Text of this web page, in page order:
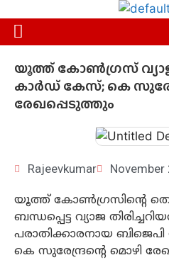
യൂത്ത് കോൺഗ്രസ് വ്യാജ
കാർഡ് കേസ്; കെ
രേഖപ്പെടുത്തും
Rajeevkumar November
യൂത്ത് കോൺഗ്രസിന്റെ
ബന്ധപ്പെട്ട വ്യാജ
പരാതിക്കാരനായ
കെ സുരേന്ദ്രന്റെ മൊഴി